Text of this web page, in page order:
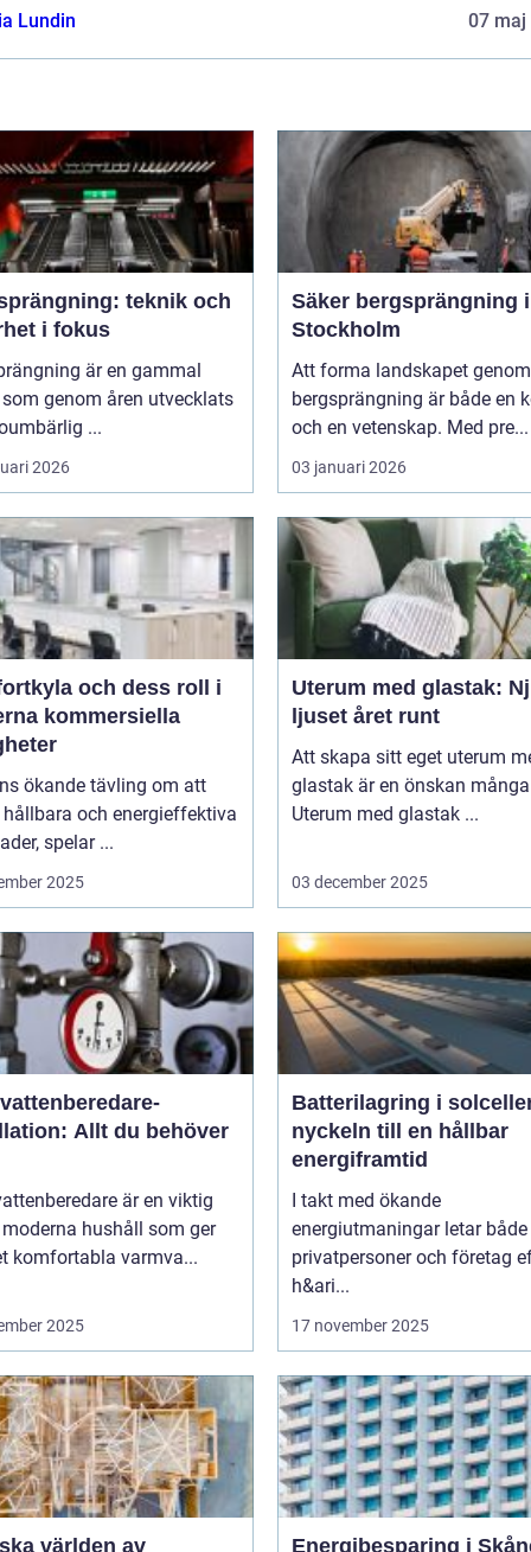
Lundin 07 maj
teknik och
i fokus
är en gammal
genom åren utvecklats
...
2026
Säker bergsprängning i
Stockholm
Att forma landskapet genom
bergsprängning är både en
och en vetenskap. Med pre...
03 januari 2026
och dess roll i
kommersiella
ökande tävling om att
och energieffektiva
spelar ...
2025
Uterum med glastak:
ljuset året runt
Att skapa sitt eget uterum
glastak är en önskan
Uterum med glastak ...
03 december 2025
Allt du behöver
är en viktig
hushåll som ger
komfortabla varmva...
2025
Batterilagring i
nyckeln till en hållbar
energiframtid
I takt med ökande
energiutmaningar letar både
privatpersoner och företag
h&ari...
17 november 2025
världen av
Energibesparing i